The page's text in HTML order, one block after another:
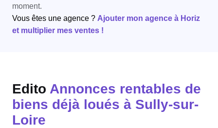
moment.
Vous êtes une agence ? Ajouter mon agence à Horiz
et multiplier mes ventes !
Edito Annonces rentables de
biens déjà loués à Sully-sur-
Loire